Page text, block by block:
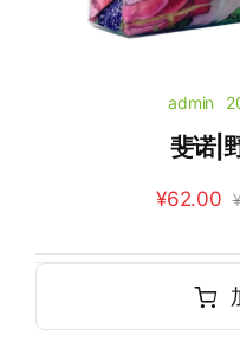
admin
斐诺|
¥62.00